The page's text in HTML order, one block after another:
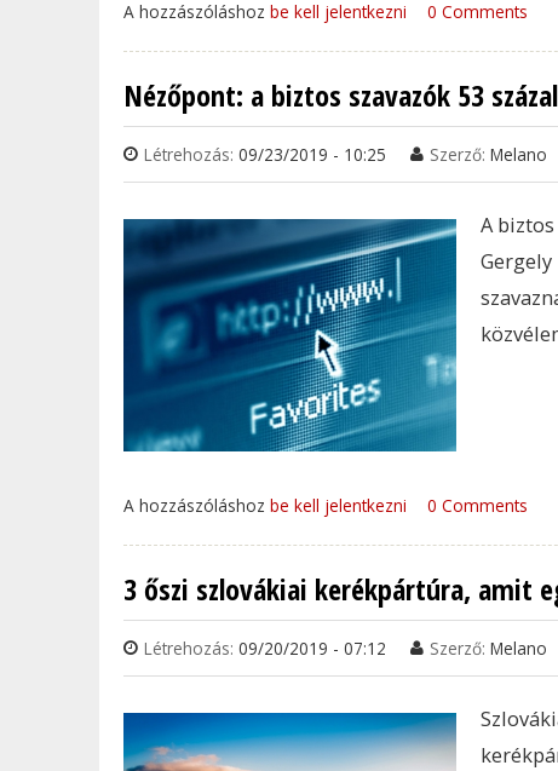
A hozzászóláshoz be kell jelentkezni 0 Comments
Nézőpont: a biztos szavazók 53
Létrehozás: 09/23/2019 - 10:25 Szerző: Melano
A
A hozzászóláshoz be kell jelentkezni 0 Comments
3 őszi szlovákiai kerékpártúra, amit
Létrehozás: 09/20/2019 - 07:12 Szerző: Melano